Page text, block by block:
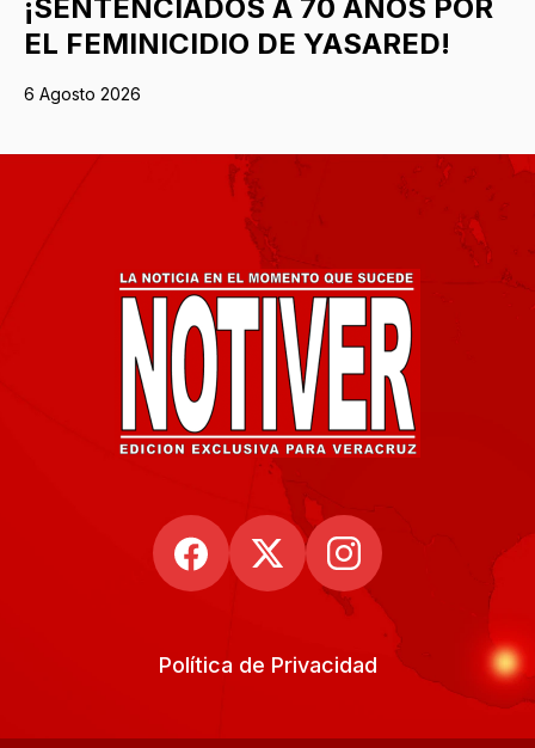
¡SENTENCIADOS A 70 AÑOS POR
EL FEMINICIDIO DE YASARED!
6 Agosto 2026
Política de Privacidad